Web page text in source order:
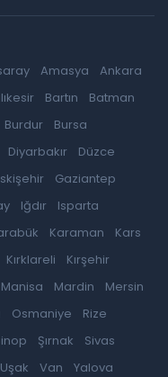
Amasya
Ankara
Bartın
Batman
Burdur
Bursa
Diyarbakır
Düzce
Gaziantep
Iğdır
Isparta
Karaman
Kars
Kırklareli
Kırşehir
Manisa Mardin
Mersin
Osmaniye
Rize
Şırnak
Sivas
Uşak Van
Yalova